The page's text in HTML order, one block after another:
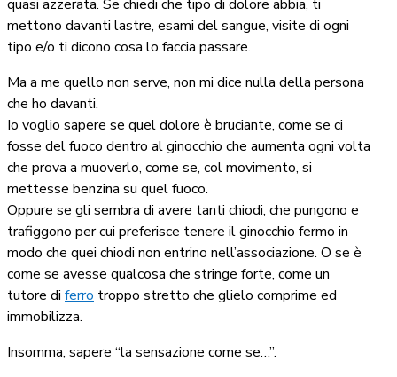
quasi azzerata. Se chiedi che tipo di dolore abbia, ti
mettono davanti lastre, esami del sangue, visite di ogni
tipo e/o ti dicono cosa lo faccia passare.
Ma a me quello non serve, non mi dice nulla della persona
che ho davanti.
Io voglio sapere se quel dolore è bruciante, come se ci
fosse del fuoco dentro al ginocchio che aumenta ogni volta
che prova a muoverlo, come se, col movimento, si
mettesse benzina su quel fuoco.
Oppure se gli sembra di avere tanti chiodi, che pungono e
trafiggono per cui preferisce tenere il ginocchio fermo in
modo che quei chiodi non entrino nell’associazione. O se è
come se avesse qualcosa che stringe forte, come un
tutore di ferro troppo stretto che glielo comprime ed
immobilizza.
Insomma, sapere “la sensazione come se…”.